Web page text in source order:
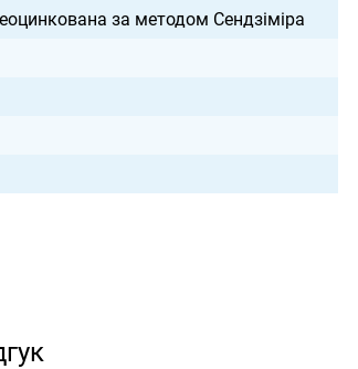
за методом Сендзіміра